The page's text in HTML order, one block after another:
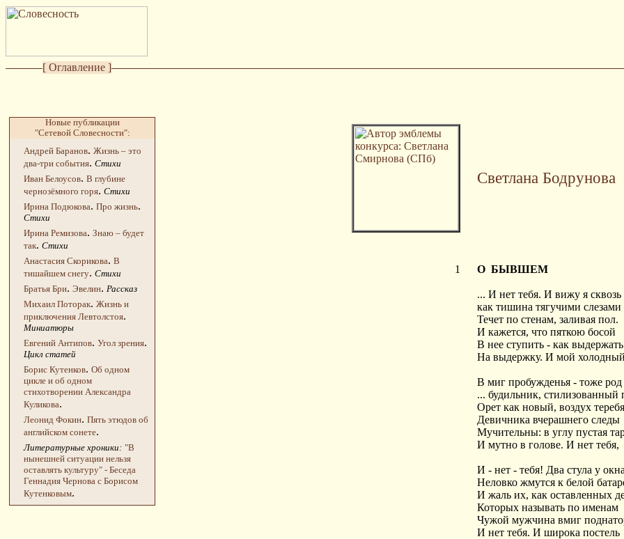
[ Оглавление ]
Новые публикации
"Сетевой Словесности":
Андрей Баранов. Жизнь – это
два-три события. Стихи
Иван Белоусов. В глубине
чернозёмного горя. Стихи
Ирина Подюкова. Про жизнь.
Стихи
Ирина Ремизова. Знаю – будет
так. Стихи
Анастасия Скорикова. В
тишайшем снегу. Стихи
Братья Бри. Эвелин. Рассказ
Михаил Поторак. Жизнь и
приключения Левтолстоя.
Миниатюры
Евгений Антипов. Угол зрения.
Цикл статей
Борис Кутенков. Об одном
цикле и об одном
стихотворении Александра
Куликова.
Леонид Фокин. Пять этюдов об
английском сонете.
Литературные хроники: "В
нынешней ситуации нельзя
оставлять культуру" - Беседа
Геннадия Чернова с Борисом
Кутенковым.
Светлана Бодрунова
1 О БЫВШЕМ
... И нет тебя. И вижу я сквозь
как тишина тягучими слезами
Течет по стенам, заливая пол.
И кажется, что пяткою босой
В нее ступить - как
На выдержку. И мой
В миг пробужденья - тоже
... будильник, стилизованный
Орет как новый, воздух
Девичника вчерашнего следы
Мучительны: в углу пустая
И мутно в голове. И нет тебя,
И - нет - тебя! Два стула у окна
Неловко жмутся к белой
И жаль их, как оставленных
Которых называть по именам
Чужой мужчина вмиг
И нет тебя. И широка постель